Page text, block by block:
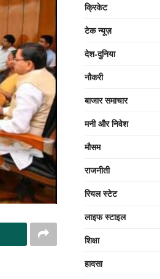
क्रिकेट
टेक न्यूज़
देश-दुनिया
नौकरी
बाजार समाचार
मनी और निवेश
मौसम
राजनीती
रियल स्टेट
लाइफ स्टाइल
शिक्षा
हादसा